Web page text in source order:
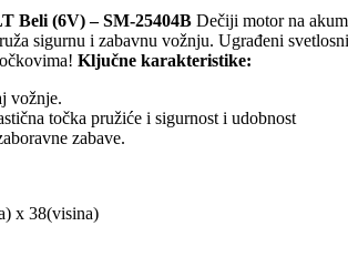
Beli (6V) – SM-25404B Dečiji motor na
sigurnu i zabavnu vožnju. Ugrađeni
Ključne karakteristike:
vožnje.
točka pružiće i sigurnost i udobnost
zabave.
x 38(visina)